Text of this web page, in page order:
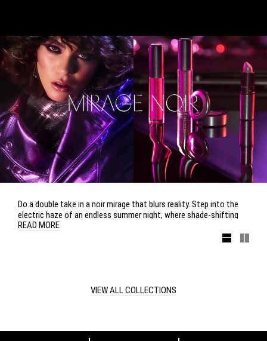
Do a double take in a noir mirage that blurs reality. Step into the
electric haze of an endless summer night, where shade-shifting
hues trip the mind in ultra-violets, magentas and steamy bronzes.
READ MORE
VIEW ALL COLLECTIONS